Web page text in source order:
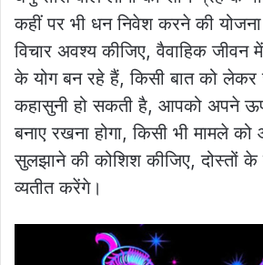
कहीं पर भी धन निवेश करने की
विचार अवश्य कीजिए, वैवाहिक
के योग बन रहे हैं, किसी बात को लेकर
कहासुनी हो सकती है, आपको अपने
बनाए रखना होगा, किसी भी मामले को
सुलझाने की कोशिश कीजिए, दोस्तों
व्यतीत करेंगे।